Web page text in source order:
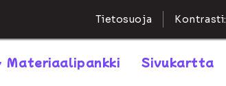
Tietosuoja Kontrasti:
Materiaalipankki Sivukartta